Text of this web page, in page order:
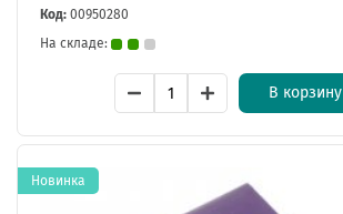
Код: 00950280
На складе:
В корзину
Новинка